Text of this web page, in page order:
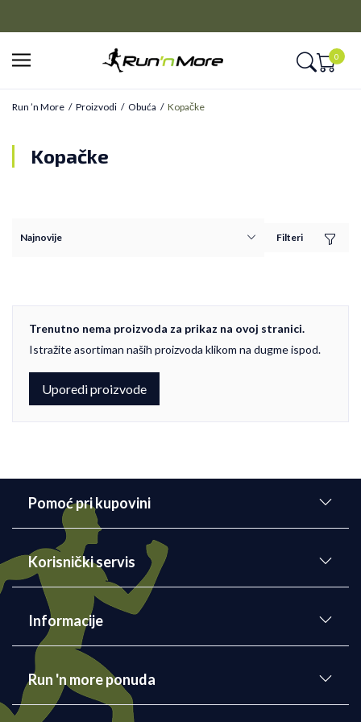
0
Run ’n More Proizvodi Obuća Kopačke
Kopačke
Filteri
Trenutno nema proizvoda za prikaz na ovoj stranici.
Istražite asortiman naših proizvoda klikom na dugme ispod.
Uporedi proizvode
Pomoć pri kupovini
Korisnički servis
Informacije
Run 'n more ponuda